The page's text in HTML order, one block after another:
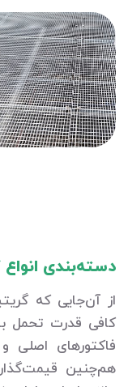
دسته‌بندی
از آن‌جایی که
کافی قدرت تحمل
فاکتورهای
هم‌چنین